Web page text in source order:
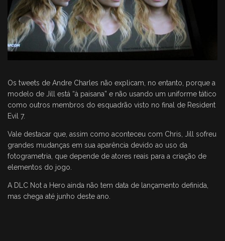
Os tweets de Andre Charles não explicam, no entanto, porque a
modelo de Jill está “à paisana” e não usando um uniforme tático
como outros membros do esquadrão visto no final de Resident
Evil 7.
Vale destacar que, assim como aconteceu com Chris, Jill sofreu
grandes mudanças em sua aparência devido ao uso da
fotogrametria, que depende de atores reais para a criação de
elementos do jogo.
A DLC Not a Hero ainda não tem data de lançamento definida,
mas chega até junho deste ano.